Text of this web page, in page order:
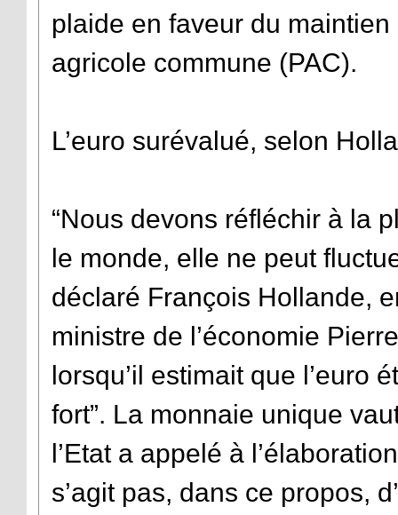
plaide en faveur du
agricole commune (PAC).
L’euro surévalué, selon
“Nous devons réfléchir à la
le monde, elle ne peut
déclaré François Hollande,
ministre de l’économie
lorsqu’il estimait que l’euro
fort”. La monnaie unique
l’Etat a appelé à
s’agit pas, dans ce propos,